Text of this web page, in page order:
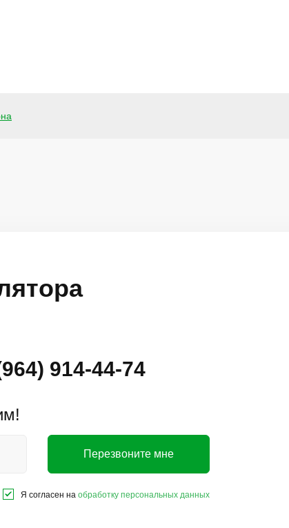
914-44-74
Я согласен на обработку персональных данных
Перезвоните мне